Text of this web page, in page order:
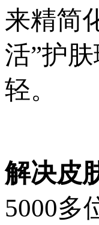
来精简
活”护
轻。
解决皮
5000多